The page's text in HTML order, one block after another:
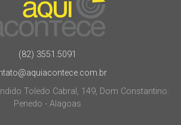
(82) 3551.5091
Toledo Cabral, 149, Dom Constantino.
Penedo - Alagoas